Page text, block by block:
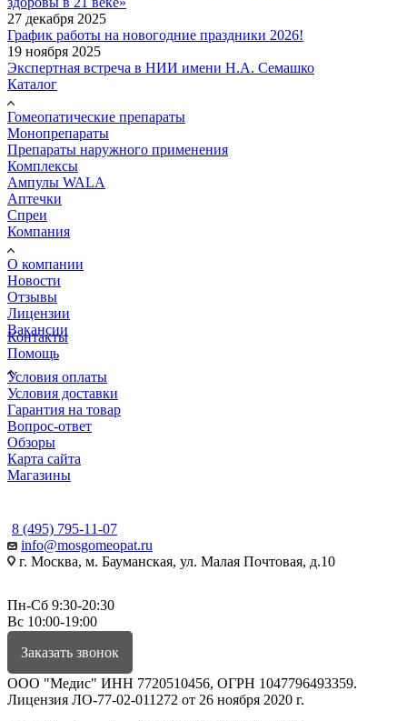
27 декабря 2025
График работы на новогодние праздники 2026!
19 ноября 2025
Экспертная встреча в НИИ имени Н.А. Семашко
Каталог
Гомеопатические препараты
Монопрепараты
Препараты наружного применения
Комплексы
Ампулы WALA
Аптечки
Спреи
Компания
О компании
Новости
Отзывы
Лицензии
Вакансии
Контакты
Помощь
Условия оплаты
Условия доставки
Гарантия на товар
Вопрос-ответ
Обзоры
Карта сайта
Магазины
8 (495) 795-11-07
info@mosgomeopat.ru
г. Москва, м. Бауманская, ул. Малая Почтовая, д.10
Пн-Сб 9:30-20:30
Вс 10:00-19:00
Заказать звонок
ООО "Медис" ИНН 7720510456, ОГРН 1047796493359.
Лицензия ЛО-77-02-011272 от 26 ноября 2020 г.